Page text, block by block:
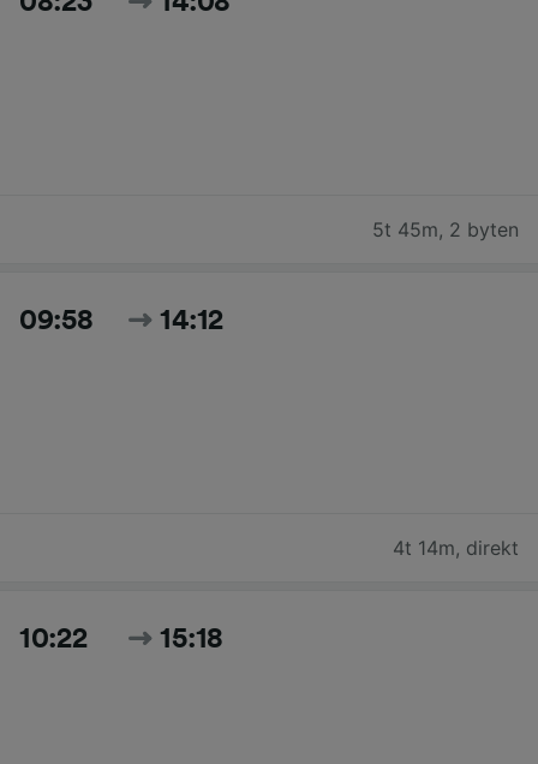
5t 45m, 2 byten
09:58 14:12
4t 14m, direkt
10:22 15:18